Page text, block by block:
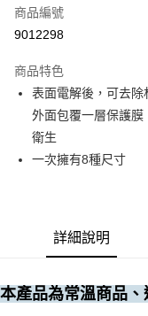
• 付款後全家取貨
• 付款後7-11取貨
每筆NT$60，滿
(請點開選項勾選)
每筆NT$250
商品編號
9012298
商品特色
表面電解後，可去除
外面包覆一層保護
衛生
一次擁有8種尺寸
詳細說明
本產品為常溫商品